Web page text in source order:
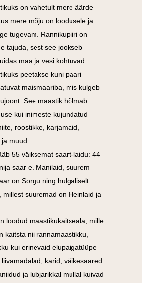
on vahetult mere äärde
mere mõju on loodusele ja
tugevam. Rannikupiiri on
tajuda, sest see jookseb
maa ja vesi kohtuvad.
peetakse kuni paari
maismaariba, mis kulgeb
See maastik hõlmab
kui inimeste kujundatud
roostikke, karjamaid,
muud.
55 väiksemat saart-laidu: 44
saar e. Manilaid, suurem
on Sorgu ning hulgaliselt
millest suuremad on Heinlaid ja
loodud maastikukaitseala, mille
kaitsta nii rannamaastikku,
kui erinevaid elupaigatüüpe
karid, väikesaared
ja lubjarikkal mullal kuivad